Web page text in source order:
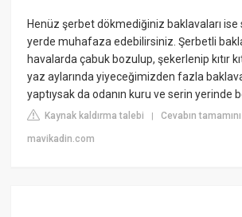
Henüz şerbet dökmediğiniz baklavaları ise
yerde muhafaza edebilirsiniz. Şerbetli
havalarda çabuk bozulup, şekerlenip kıtır
yaz aylarında yiyeceğimizden fazla
yaptıysak da odanın kuru ve serin yerinde
Kaynak kaldırma talebi |Cevabın
mavikadin.com